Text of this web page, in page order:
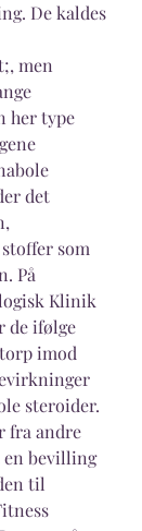
De kaldes
men
her type
det
som
På
Klinik
de ifølge
imod
steroider.
fra andre
en bevilling
til